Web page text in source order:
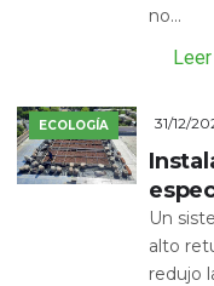
no...
ECOLOGÍA 31/12/
Un
alto
redujo